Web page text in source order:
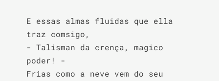
E essas almas fluidas que ella
traz comsigo,
- Talisman da crença, magico
poder! -
Frias como a neve vem do seu